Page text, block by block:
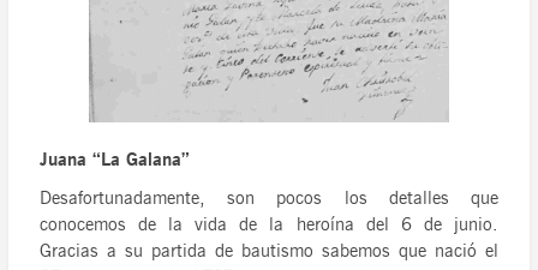
Juana “La Galana”
Desafortunadamente, son pocos los detalles que
conocemos de la vida de la heroína del 6 de junio.
Gracias a su partida de bautismo sabemos que nació el